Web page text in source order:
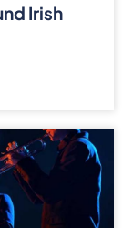
Irish